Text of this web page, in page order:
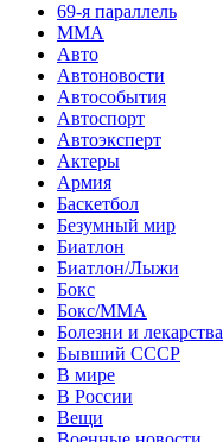
69-я параллель
MMA
Авто
Автоновости
Автособытия
Автоспорт
Автоэксперт
Актеры
Армия
Баскетбол
Безумный мир
Биатлон
Биатлон/Лыжи
Бокс
Бокс/MMA
Болезни и лекарства
Бывший СССР
В мире
В России
Вещи